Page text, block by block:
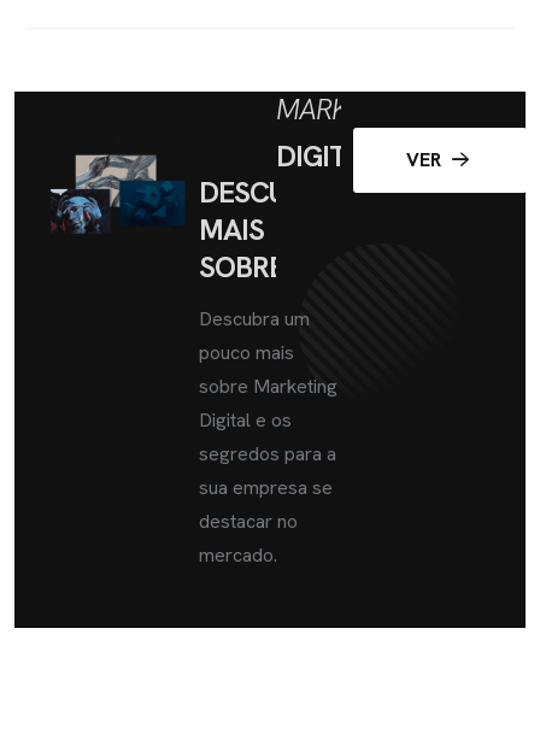
DESCUBRA
MAIS
SOBRE
MARKETING
DIGITAL
Descubra um
pouco mais
sobre Marketing
Digital e os
segredos para a
sua empresa se
destacar no
mercado.
VER